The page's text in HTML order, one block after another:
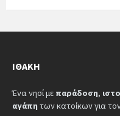
ΙΘΆΚΗ
Ένα νησί με παράδοση,
αγάπη των κατοίκων για